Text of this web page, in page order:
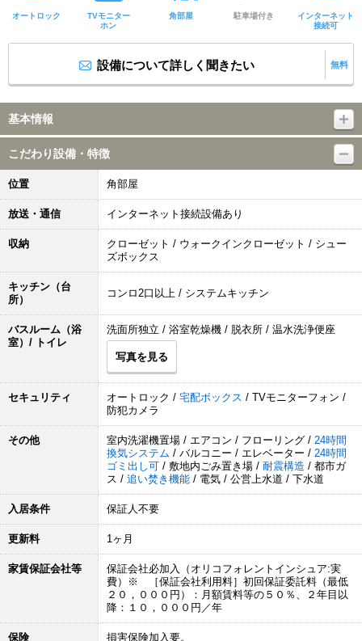
オートロック
TVモニター
ホン
角部屋 駐車場付き
インターネット
接続可
設備について詳しく聞きたい 無料
基本情報
こだわり設備・特徴
位置 角部屋
放送・通信 インターネット接続設備あり
収納
クローゼット / ウォークインクローゼット / シュー
ズボックス
キッチン（台
所）
コンロ2口以上 / システムキッチン
バスルーム（浴
室）/ トイレ
洗面所独立 / 浴室乾燥機 / 脱衣所 / 温水洗浄便座
写真を見る
セキュリティ オートロック / 宅配ボックス / TVモニターフォン /
防犯カメラ
その他 室内洗濯機置場 / エアコン / フローリング / 24時間
換気システム / バルコニー / エレベーター / 24時間
ゴミ出し可 / 敷地内ごみ置き場 / 耐震構造 / 都市ガ
ス / 追い焚き機能 / 電気 / 公営上水道 / 下水道
入居条件 保証人不要
更新料 1ヶ月
家賃保証会社等
保証会社必加入（オリコフォレントインシュア:実
費）※ ［保証会社利用料］初回保証委託料（最低
２０，０００円）：月額賃料等の５０％、２年目以
降：１０，０００円／年
保険 損害保険加入要。